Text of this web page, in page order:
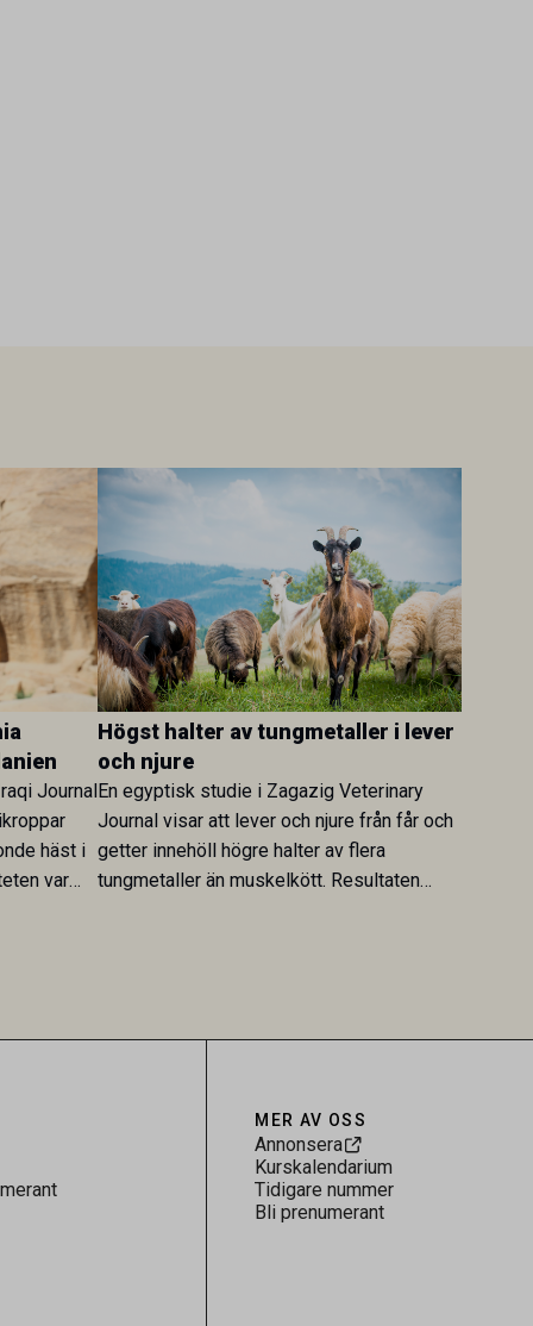
Journal
häst i
var
Högst halter av tungmetaller i lever
och njure
En egyptisk studie i Zagazig Veterinary
Journal visar att lever och njure från får och
getter innehöll högre halter av flera
tungmetaller än muskelkött. Resultaten
MER AV OSS
Annonsera
Kurskalendarium
Tidigare nummer
Bli prenumerant